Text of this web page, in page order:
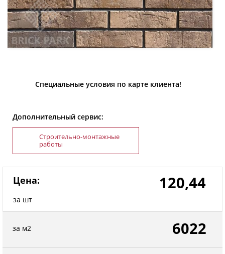
Специальные условия по карте клиента!
Дополнительный сервис:
Строительно-монтажные
работы
Цена:
за шт
120,44
за м2 6022